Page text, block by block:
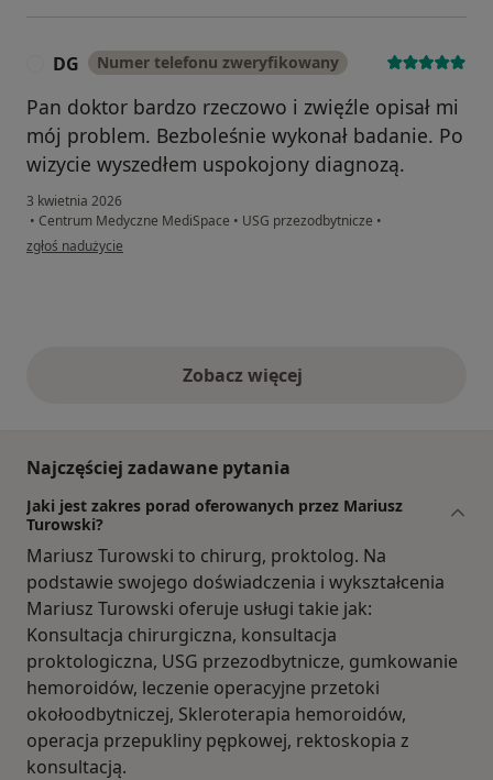
DG Numer telefonu zweryfikowany
Pan doktor bardzo rzeczowo i zwięźle opisał mi
mój problem. Bezboleśnie wykonał badanie. Po
wizycie wyszedłem uspokojony diagnozą.
3 kwietnia 2026
• Centrum Medyczne MediSpace • USG przezodbytnicze •
w opinii użytkownika DG
zgłoś nadużycie
Zobacz więcejopinie powyżej
Najczęściej zadawane pytania
Jaki jest zakres porad oferowanych przez Mariusz
Turowski?
Mariusz Turowski to chirurg, proktolog. Na
podstawie swojego doświadczenia i wykształcenia
Mariusz Turowski oferuje usługi takie jak:
Konsultacja chirurgiczna, konsultacja
proktologiczna, USG przezodbytnicze, gumkowanie
hemoroidów, leczenie operacyjne przetoki
okołoodbytniczej, Skleroterapia hemoroidów,
operacja przepukliny pępkowej, rektoskopia z
konsultacją.